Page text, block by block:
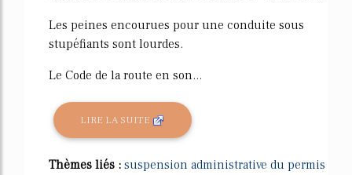
Les peines encourues pour une conduite sous
stupéfiants sont lourdes.
Le Code de la route en son...
LIRE LA SUITE
Thèmes liés : suspension administrative du permis